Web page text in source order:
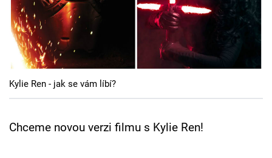
Hry
Cool Esport
Pořady
TV Program
Sledujte prima+
Kylie Ren - jak se vám líbí?
Chceme novou verzi filmu s Kylie Ren!